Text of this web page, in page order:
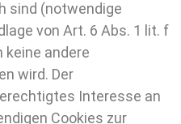
sind (notwendige
von Art. 6 Abs. 1 lit. f
keine andere
wird. Der
Interesse an
Cookies zur